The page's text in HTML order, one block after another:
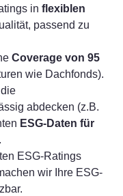
in flexiblen
passend zu
Coverage von 95
wie Dachfonds).
abdecken (z.B.
ESG-Daten für
.
ESG-Ratings
wir Ihre ESG-